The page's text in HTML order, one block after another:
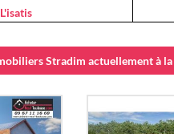
Stradim actuellement à